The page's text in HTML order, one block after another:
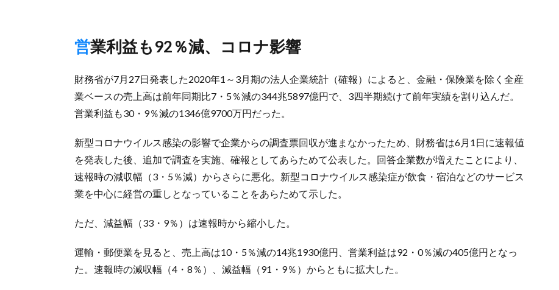
営業利益も92％減、コロナ影響
財務省が7月27日発表した2020年1～3月期の法人企業統計（確報）によると、金融・保険業を除く全産
業ベースの売上高は前年同期比7・5％減の344兆5897億円で、3四半期続けて前年実績を割り込んだ。
営業利益も30・9％減の1346億9700万円だった。
新型コロナウイルス感染の影響で企業からの調査票回収が進まなかったため、財務省は6月1日に速報値
を発表した後、追加で調査を実施、確報としてあらためて公表した。回答企業数が増えたことにより、
速報時の減収幅（3・5％減）からさらに悪化。新型コロナウイルス感染症が飲食・宿泊などのサービス
業を中心に経営の重しとなっていることをあらためて示した。
ただ、減益幅（33・9％）は速報時から縮小した。
運輸・郵便業を見ると、売上高は10・5％減の14兆1930億円、営業利益は92・0％減の405億円となっ
た。速報時の減収幅（4・8％）、減益幅（91・9％）からともに拡大した。